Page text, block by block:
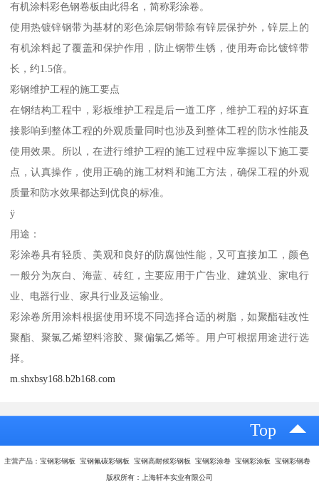
有机涂料彩色钢卷板由此得名，简称彩涂卷。
使用热镀锌钢带为基材的彩色涂层钢带除有锌层保护外，锌层上的
有机涂料起了覆盖和保护作用，防止钢带生锈，使用寿命比镀锌带
长，约1.5倍。
彩钢维护工程的施工要点
在钢结构工程中，彩板维护工程是后一道工序，维护工程的好坏直
接影响到整体工程的外观质量同时也涉及到整体工程的防水性能及
使用效果。所以，在进行维护工程的施工过程中应掌握以下施工要
点，认真操作，使用正确的施工材料和施工方法，确保工程的外观
质量和防水效果都达到优良的标准。
ÿ
用途：
彩涂卷具有轻质、美观和良好的防腐蚀性能，又可直接加工，颜色
一般分为灰白、海蓝、砖红，主要应用于广告业、建筑业、家电行
业、电器行业、家具行业及运输业。
彩涂卷所用涂料根据使用环境不同选择合适的树脂，如聚酯硅改性
聚酯、聚氯乙烯塑料溶胶、聚偏氯乙烯等。用户可根据用途进行选
择。
m.shxbsy168.b2b168.com
Top
主营产品：宝钢彩钢板 宝钢氟碳彩钢板 宝钢高耐候彩钢板 宝钢彩涂卷 宝钢彩涂板 宝钢彩钢卷
版权所有：上海轩本实业有限公司